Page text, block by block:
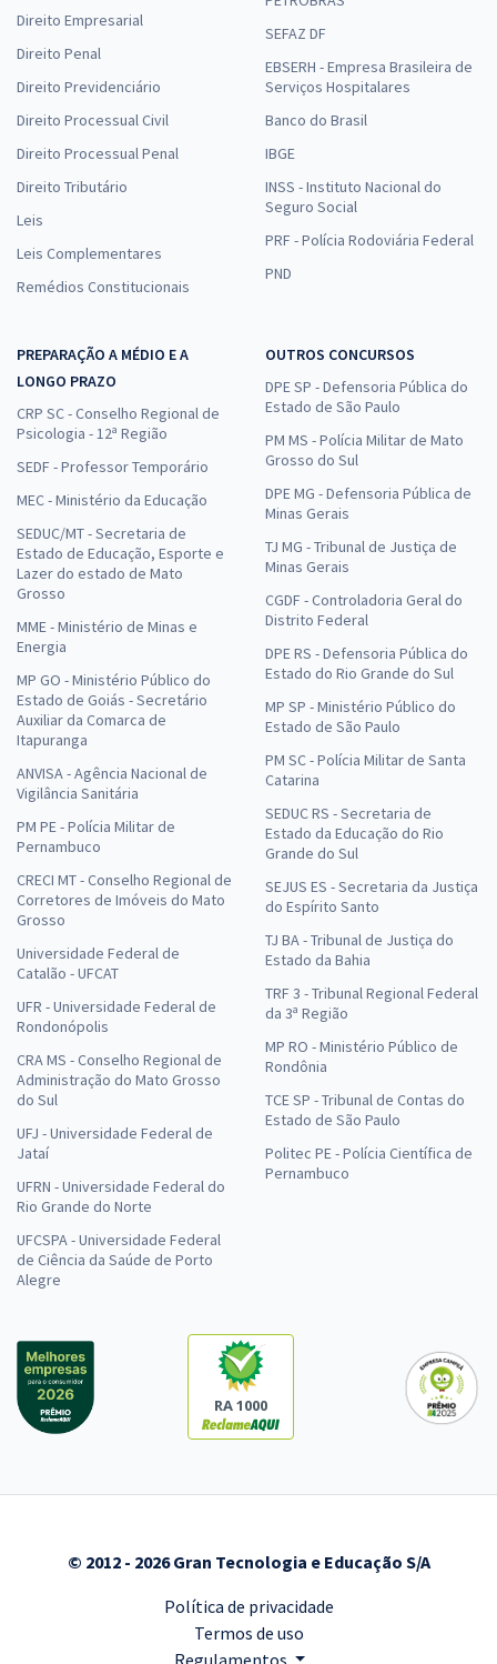
Direito Empresarial
Direito Penal
Direito Previdenciário
Direito Processual Civil
Direito Processual Penal
Direito Tributário
Leis
Leis Complementares
Remédios Constitucionais
SEFAZ DF
EBSERH - Empresa Brasileira de
Serviços Hospitalares
Banco do Brasil
IBGE
INSS - Instituto Nacional do
Seguro Social
PRF - Polícia Rodoviária Federal
PND
PREPARAÇÃO A MÉDIO E A
LONGO PRAZO
CRP SC - Conselho Regional de
Psicologia - 12ª Região
SEDF - Professor Temporário
MEC - Ministério da Educação
SEDUC/MT - Secretaria de
Estado de Educação, Esporte e
Lazer do estado de Mato
Grosso
MME - Ministério de Minas e
Energia
MP GO - Ministério Público do
Estado de Goiás - Secretário
Auxiliar da Comarca de
Itapuranga
ANVISA - Agência Nacional de
Vigilância Sanitária
PM PE - Polícia Militar de
Pernambuco
CRECI MT - Conselho Regional de
Corretores de Imóveis do Mato
Grosso
Universidade Federal de
Catalão - UFCAT
UFR - Universidade Federal de
Rondonópolis
CRA MS - Conselho Regional de
Administração do Mato Grosso
do Sul
UFJ - Universidade Federal de
Jataí
UFRN - Universidade Federal do
Rio Grande do Norte
UFCSPA - Universidade Federal
de Ciência da Saúde de Porto
Alegre
OUTROS CONCURSOS
DPE SP - Defensoria Pública do
Estado de São Paulo
PM MS - Polícia Militar de Mato
Grosso do Sul
DPE MG - Defensoria Pública de
Minas Gerais
TJ MG - Tribunal de Justiça de
Minas Gerais
CGDF - Controladoria Geral do
Distrito Federal
DPE RS - Defensoria Pública do
Estado do Rio Grande do Sul
MP SP - Ministério Público do
Estado de São Paulo
PM SC - Polícia Militar de Santa
Catarina
SEDUC RS - Secretaria de
Estado da Educação do Rio
Grande do Sul
SEJUS ES - Secretaria da Justiça
do Espírito Santo
TJ BA - Tribunal de Justiça do
Estado da Bahia
TRF 3 - Tribunal Regional Federal
da 3ª Região
MP RO - Ministério Público de
Rondônia
TCE SP - Tribunal de Contas do
Estado de São Paulo
Politec PE - Polícia Científica de
Pernambuco
RA 1000
© 2012 - 2026 Gran Tecnologia e Educação S/A
Política de privacidade
Termos de uso